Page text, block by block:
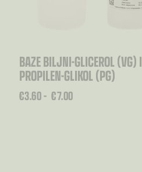
BAZE BILJNI-GLICEROL (VG) I
PROPILEN-GLIKOL (PG)
€3.60– €7.00
RASPON